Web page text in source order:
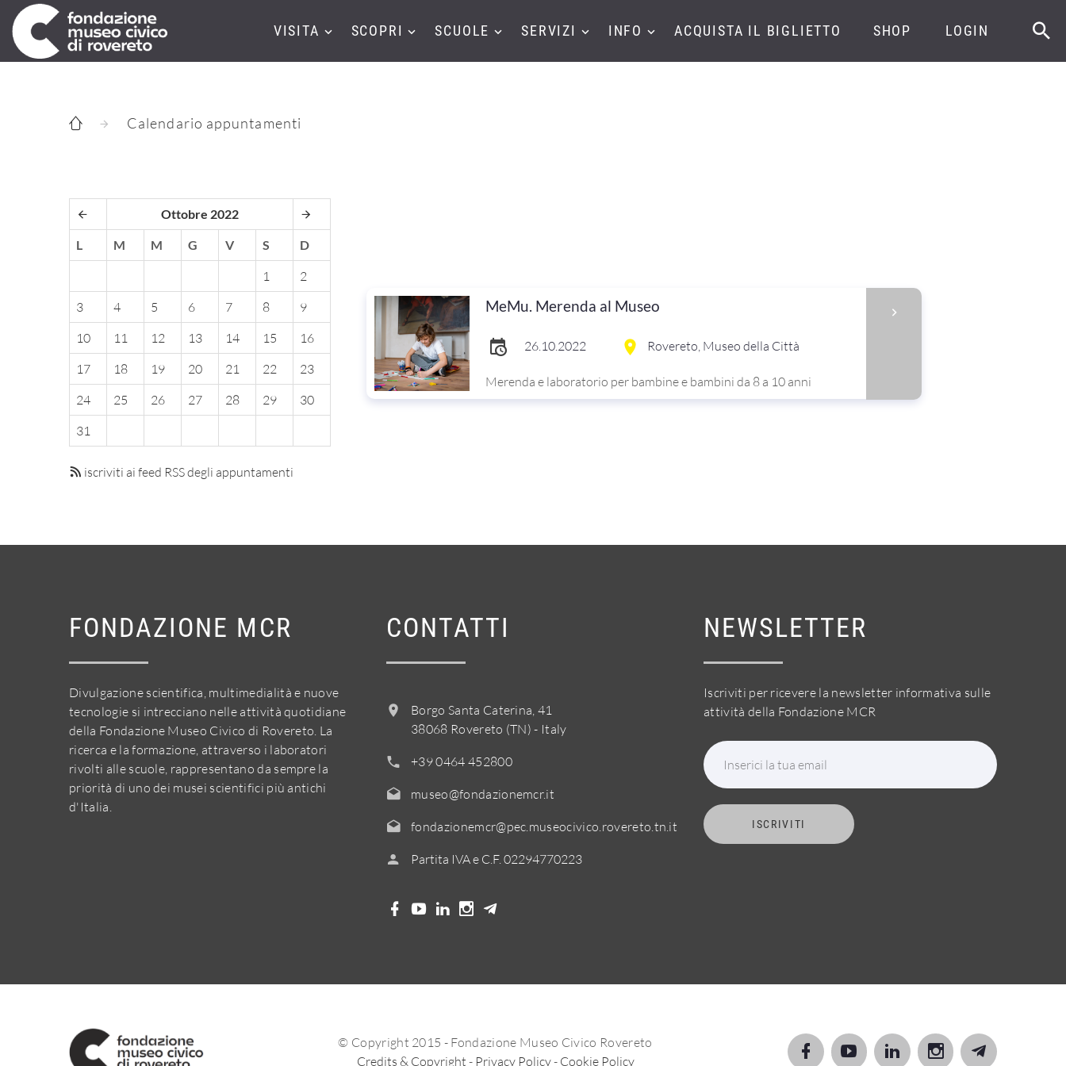
VISITA SCOPRI SCUOLE SERVIZI INFO ACQUISTA IL BIGLIETTO SHOP LOGIN
Calendario appuntamenti
Ottobre 2022
L M M G V S D
1
2
3
4 5 6 7 8
9
10
11 12 13 14 15
16
17
18 19 20 21 22
23
24
25 26 27 28 29
30
31
iscriviti ai feed RSS degli appuntamenti
MeMu. Merenda al Museo
26.10.2022 Rovereto, Museo della Città
Merenda e laboratorio per bambine e bambini da 8 a 10 anni
FONDAZIONE MCR
Divulgazione scientifica, multimedialità e nuove
tecnologie si intrecciano nelle attività quotidiane
della Fondazione Museo Civico di Rovereto. La
ricerca e la formazione, attraverso i laboratori
rivolti alle scuole, rappresentano da sempre la
priorità di uno dei musei scientifici più antichi
d'Italia.
CONTATTI
Borgo Santa Caterina, 41
38068 Rovereto (TN) - Italy
+39 0464 452800
museo@fondazionemcr.it
fondazionemcr@pec.museocivico.rovereto.tn.it
Partita IVA e C.F. 02294770223
NEWSLETTER
Iscriviti per ricevere la newsletter informativa sulle
attività della Fondazione MCR
Inserici la tua email
ISCRIVITI
© Copyright 2015 - Fondazione Museo Civico Rovereto
Credits & Copyright - Privacy Policy- Cookie Policy